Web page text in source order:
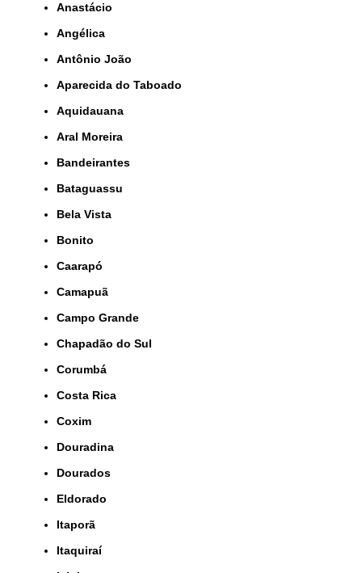
Anastácio
Angélica
Antônio João
Aparecida do Taboado
Aquidauana
Aral Moreira
Bandeirantes
Bataguassu
Bela Vista
Bonito
Caarapó
Camapuã
Campo Grande
Chapadão do Sul
Corumbá
Costa Rica
Coxim
Douradina
Dourados
Eldorado
Itaporã
Itaquiraí